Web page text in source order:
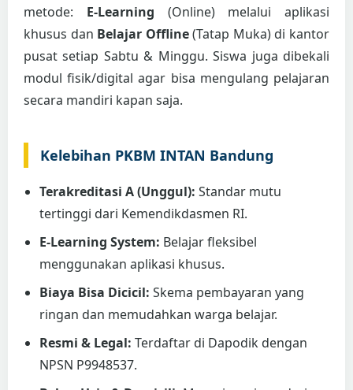
metode: E-Learning (Online) melalui aplikasi
khusus dan Belajar Offline(Tatap Muka) di kantor
pusat setiap Sabtu & Minggu. Siswa juga dibekali
modul fisik/digital agar bisa mengulang pelajaran
secara mandiri kapan saja.
Kelebihan PKBM INTAN Bandung
Terakreditasi A (Unggul): Standar mutu
tertinggi dari Kemendikdasmen RI.
E-Learning System: Belajar fleksibel
menggunakan aplikasi khusus.
Biaya Bisa Dicicil: Skema pembayaran yang
ringan dan memudahkan warga belajar.
Resmi & Legal: Terdaftar di Dapodik dengan
NPSN P9948537.